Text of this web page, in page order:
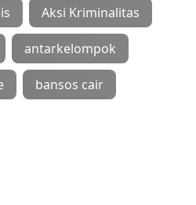
Aksi Kriminalitas
antarkelompok
bansos cair